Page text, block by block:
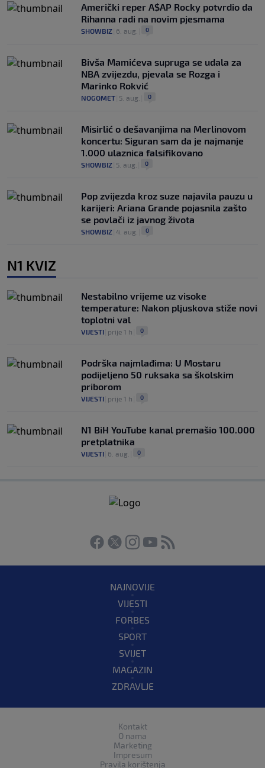
Američki reper A$AP Rocky potvrdio da
Rihanna radi na novim pjesmama
SHOWBIZ 6. aug. 0
Bivša Mamićeva supruga se udala za
NBA zvijezdu, pjevala se Rozga i
Marinko Rokvić
NOGOMET 5. aug. 0
Misirlić o dešavanjima na Merlinovom
koncertu: Siguran sam da je najmanje
1.000 ulaznica falsifikovano
SHOWBIZ 5. aug. 0
Pop zvijezda kroz suze najavila pauzu u
karijeri: Ariana Grande pojasnila zašto
se povlači iz javnog života
SHOWBIZ 4. aug. 0
N1 KVIZ
Nestabilno vrijeme uz visoke
temperature: Nakon pljuskova stiže novi
toplotni val
VIJESTI prije 1 h 0
Podrška najmlađima: U Mostaru
podijeljeno 50 ruksaka sa školskim
priborom
VIJESTI prije 1 h 0
N1 BiH YouTube kanal premašio 100.000
pretplatnika
VIJESTI 6. aug. 0
NAJNOVIJE
VIJESTI
FORBES
SPORT
SVIJET
MAGAZIN
ZDRAVLJE
Kontakt
O nama
Marketing
Impresum
Pravila korištenja